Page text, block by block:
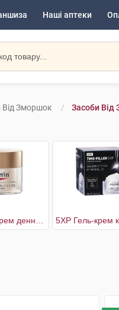
Наші аптеки
Від Зморшок Засоби Від